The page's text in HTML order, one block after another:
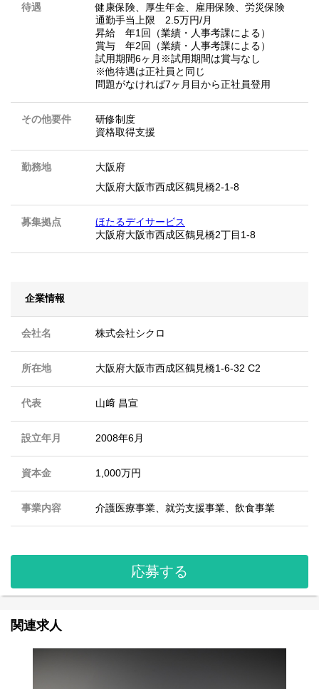
待遇
健康保険、厚生年金、雇用保険、労災保険
通勤手当上限 2.5万円/月
昇給 年1回（業績・人事考課による）
賞与 年2回（業績・人事考課による）
試用期間6ヶ月※試用期間は賞与なし
※他待遇は正社員と同じ
問題がなければ7ヶ月目から正社員登用
その他要件
研修制度
資格取得支援
勤務地
大阪府
大阪府大阪市西成区鶴見橋2-1-8
募集拠点
ほたるデイサービス
大阪府大阪市西成区鶴見橋2丁目1-8
企業情報
会社名 株式会社シクロ
所在地 大阪府大阪市西成区鶴見橋1-6-32 C2
代表 山﨑 昌宣
設立年月 2008年6月
資本金 1,000万円
事業内容 介護医療事業、就労支援事業、飲食事業
応募する
関連求人